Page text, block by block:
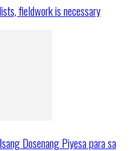
fieldwork is necessary
Dosenang Piyesa para sa